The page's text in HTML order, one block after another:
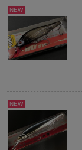
NEW
NEW